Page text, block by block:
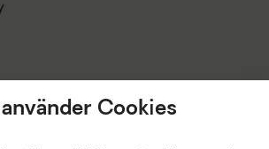
Cookies